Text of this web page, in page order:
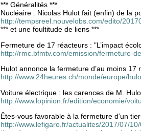
*** Généralités ***
Nucléaire : Nicolas Hulot fait (enfin) de la
http://tempsreel.nouvelobs.com/edito/
*** et une foultitude de liens ***
Fermeture de 17 réacteurs : "L’impact
http://rmc.bfmtv.com/emission/fermeture-
Hulot annonce la fermeture d’au moins 17
http://www.24heures.ch/monde/europe/
Voiture électrique : les carences de M.
http://www.lopinion.fr/edition/economie/
Êtes-vous favorable à la fermeture d’un
http://www.lefigaro.fr/actualites/2017/07/